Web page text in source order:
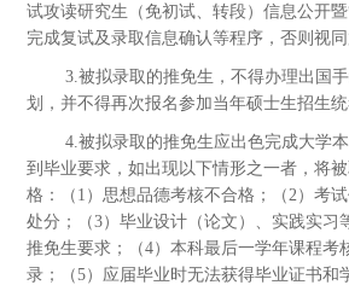
试攻读研究生（免初试、转段）信息公开暨
完成复试及录取信息确认等程序，否则视同
3.被拟录取的推免生，不得办理出国手
划，并不得再次报名参加当年硕士生招生统
4.被拟录取的推免生应出色完成大学本
到毕业要求，如出现以下情形之一者，将
格：（1）思想品德考核不合格；（2）考
处分；（3）毕业设计（论文）、实践实习
推免生要求；（4）本科最后一学年课程考
录；（5）应届毕业时无法获得毕业证书和